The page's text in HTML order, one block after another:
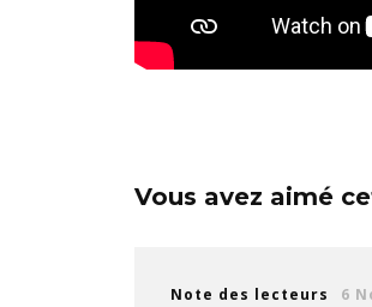
Vous avez aimé
Note des lecteurs 6